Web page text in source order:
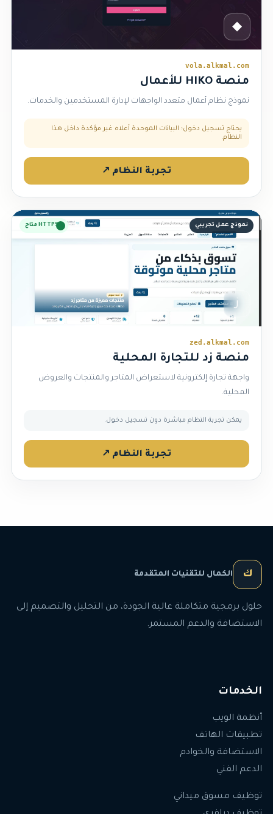
◆
vola.alkmal.com
منصة HIKO للأعمال
نموذج نظام أعمال متعدد الواجهات لإدارة المستخدمين والخدمات.
يحتاج تسجيل دخول؛ البيانات الموحدة أعلاه غير مؤكدة داخل هذا
النظام.
تجربة النظام ↗
نموذج عمل تجريبي HTTPS متاح
ز
zed.alkmal.com
منصة زد للتجارة المحلية
واجهة تجارة إلكترونية لاستعراض المتاجر والمنتجات والعروض
المحلية.
يمكن تجربة النظام مباشرة دون تسجيل دخول.
تجربة النظام ↗
ك الكمال للتقنيات المتقدمة
حلول برمجية متكاملة عالية الجودة، من التحليل والتصميم إلى
الاستضافة والدعم المستمر.
الخدمات
أنظمة الويب
تطبيقات الهاتف
الاستضافة والخوادم
الدعم الفني
توظيف مسوق ميداني